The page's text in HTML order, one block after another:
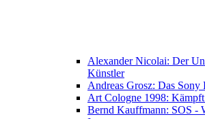
Alexander Nicolai: Der
Künstler
Andreas Grosz: Das
Art Cologne 1998:
Bernd Kauffmann: SOS -